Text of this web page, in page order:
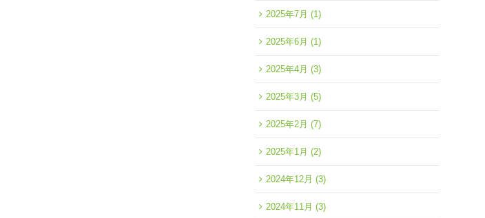
2025年7月 (1)
2025年6月 (1)
2025年4月 (3)
2025年3月 (5)
2025年2月 (7)
2025年1月 (2)
2024年12月 (3)
2024年11月 (3)